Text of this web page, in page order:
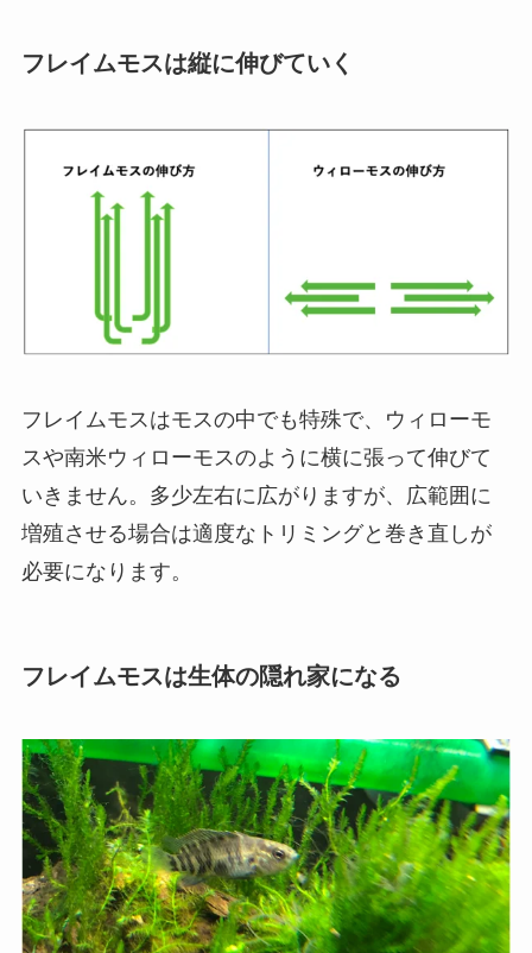
フレイムモスは縦に伸びていく
フレイムモスはモスの中でも特殊で、ウィローモ
スや南米ウィローモスのように横に張って伸びて
いきません。多少左右に広がりますが、広範囲に
増殖させる場合は適度なトリミングと巻き直しが
必要になります。
フレイムモスは生体の隠れ家になる